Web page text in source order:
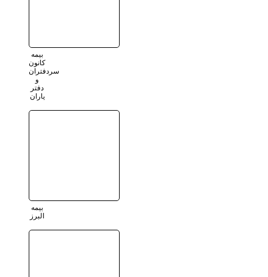
بیمه
کانون
سردفتران
و
دفتر
یاران
بیمه
البرز